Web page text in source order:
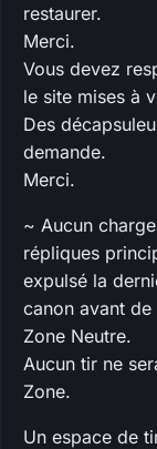
restaurer.
Merci.
Vous devez
le site mises à
Des
demande.
Merci.
~ Aucun
répliques
expulsé la
canon avant de
Zone Neutre.
Aucun tir ne
Zone.
Un espace de